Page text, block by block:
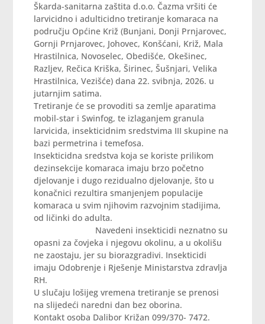
Škarda-sanitarna zaštita d.o.o. Čazma vršiti će
larvicidno i adulticidno tretiranje komaraca na
području Općine Križ (Bunjani, Donji Prnjarovec,
Gornji Prnjarovec, Johovec, Konšćani, Križ, Mala
Hrastilnica, Novoselec, Obedišće, Okešinec,
Razljev, Rečica Kriška, Širinec, Šušnjari, Velika
Hrastilnica, Vezišće) dana 22. svibnja, 2026. u
jutarnjim satima.
Tretiranje će se provoditi sa zemlje aparatima
mobil-star i Swinfog, te izlaganjem granula
larvicida, insekticidnim sredstvima III skupine na
bazi permetrina i temefosa.
Insekticidna sredstva koja se koriste prilikom
dezinsekcije komaraca imaju brzo početno
djelovanje i dugo rezidualno djelovanje, što u
konačnici rezultira smanjenjem populacije
komaraca u svim njihovim razvojnim stadijima,
od ličinki do adulta.
Navedeni insekticidi neznatno su
opasni za čovjeka i njegovu okolinu, a u okolišu
ne zaostaju, jer su biorazgradivi. Insekticidi
imaju Odobrenje i Rješenje Ministarstva zdravlja
RH.
U slučaju lošijeg vremena tretiranje se prenosi
na slijedeći naredni dan bez oborina.
Kontakt osoba Dalibor Križan 099/370- 7472.